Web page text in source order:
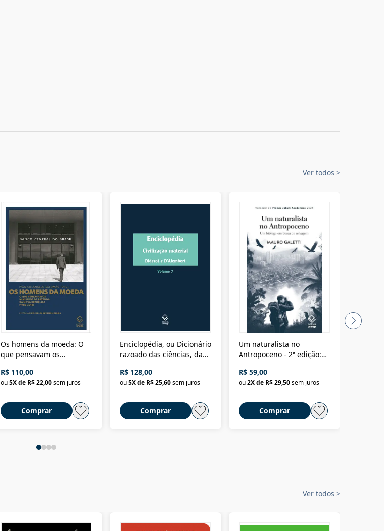
Ver todos >
Os homens da moeda: O
que pensavam os
Nova República (1985-
2018)
R$ 110,00
ou5X de R$ 22,00sem juros
Comprar
Enciclopédia, ou Dicionário
razoado das ciências, das
Civilização material
R$ 128,00
ou5X de R$ 25,60sem juros
Comprar
Um naturalista no
Antropoceno - 2ª edição:
selvagem
R$ 59,00
ou2X de R$ 29,50sem juros
Comprar
Ver todos >